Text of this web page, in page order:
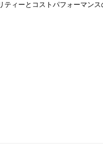
ティーとコストパフォーマンス